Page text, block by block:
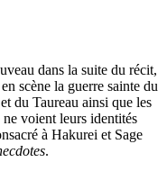
dans la suite du récit,
scène la guerre sainte du
du Taureau ainsi que les
voient leurs identités
à Hakurei et Sage
.